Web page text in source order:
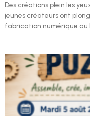
Des créations plein les
jeunes créateurs ont
fabrication numérique au